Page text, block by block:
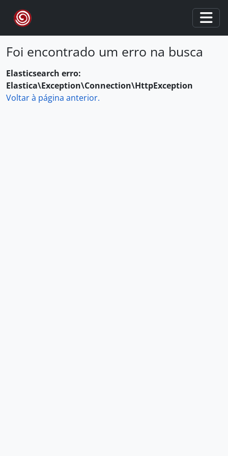
Skip to main content
Foi encontrado um erro na busca
Elasticsearch erro:
Elastica\Exception\Connection\HttpException
Voltar à página anterior.